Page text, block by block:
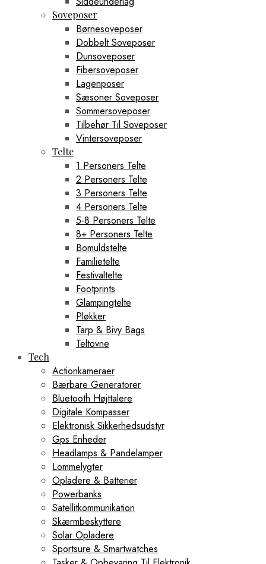
Soveposer
Børnesoveposer
Dobbelt Soveposer
Dunsoveposer
Fibersoveposer
Lagenposer
Sæsoner Soveposer
Sommersoveposer
Tilbehør Til Soveposer
Vintersoveposer
Telte
1 Personers Telte
2 Personers Telte
3 Personers Telte
4 Personers Telte
5-8 Personers Telte
8+ Personers Telte
Bomuldstelte
Familietelte
Festivaltelte
Footprints
Glampingtelte
Pløkker
Tarp & Bivy Bags
Teltovne
Tech
Actionkameraer
Bærbare Generatorer
Bluetooth Højttalere
Digitale Kompasser
Elektronisk Sikkerhedsudstyr
Gps Enheder
Headlamps & Pandelamper
Lommelygter
Opladere & Batterier
Powerbanks
Satellitkommunikation
Skærmbeskyttere
Solar Opladere
Sportsure & Smartwatches